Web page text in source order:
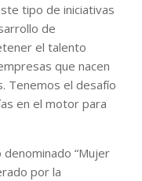
tipo de iniciativas
de
el talento
que nacen
Tenemos el desafío
en el motor para
“Mujer
por la